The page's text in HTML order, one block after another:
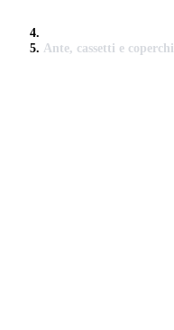
Ante, cassetti e coperchi